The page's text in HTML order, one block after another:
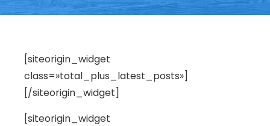
[siteorigin_widget
class=»total_plus_latest_posts»]
[/siteorigin_widget]
[siteorigin_widget